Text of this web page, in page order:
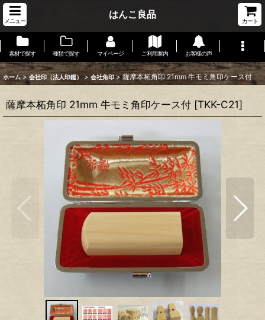
メニュー
はんこ良品
カート
素材で探す 種類で探す マイページ ご利用案内 お客様の声
ホーム > 会社印（法人印鑑） > 会社角印 > 薩摩本柘角印 21mm 牛モミ角印ケース付
薩摩本柘角印 21mm 牛モミ角印ケース付 [TKK-C21]